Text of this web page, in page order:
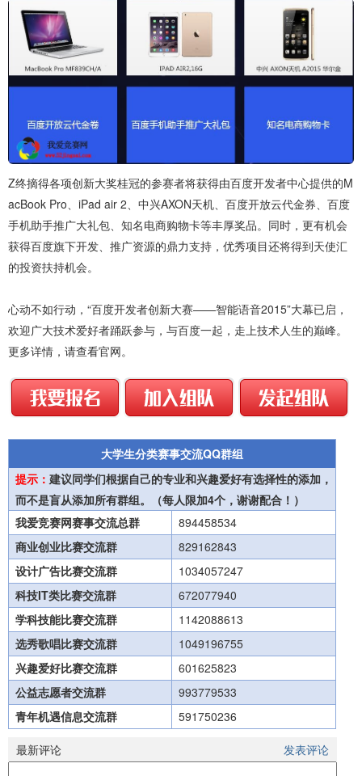
Z终摘得各项创新大奖桂冠的参赛者将获得由百度开发者中心提供的M
acBook Pro、iPad air 2、中兴AXON天机、百度开放云代金券、百度
手机助手推广大礼包、知名电商购物卡等丰厚奖品。同时，更有机会
获得百度旗下开发、推广资源的鼎力支持，优秀项目还将得到天使汇
的投资扶持机会。
心动不如行动，“百度开发者创新大赛——智能语音2015”大幕已启，
欢迎广大技术爱好者踊跃参与，与百度一起，走上技术人生的巅峰。
更多详情，请查看官网。
大学生分类赛事交流QQ群组
提示： 建议同学们根据自己的专业和兴趣爱好有选择性的添加，
而不是盲从添加所有群组。（每人限加4个，谢谢配合！）
我爱竞赛网赛事交流总群
894458534
商业创业比赛交流群
829162843
设计广告比赛交流群
1034057247
科技IT类比赛交流群
672077940
学科技能比赛交流群
1142088613
选秀歌唱比赛交流群
1049196755
兴趣爱好比赛交流群
601625823
公益志愿者交流群
993779533
青年机遇信息交流群
591750236
发表评论
最新评论